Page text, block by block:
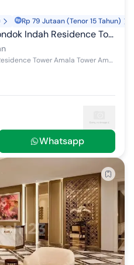
Rp 79 Jutaan (Tenor 15 Tahun)
Residence Tower Amala
Dijual Apartemen Pondok Indah Residence Tower Amala Tower Amala Gross 176m / nett 148m 3 Bedroom Listrik 10.600 Semi Furnished
Whatsapp